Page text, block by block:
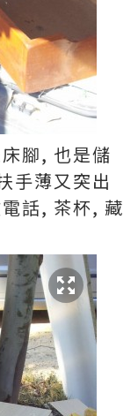
腳, 也是儲
手薄又突出
話, 茶杯, 藏